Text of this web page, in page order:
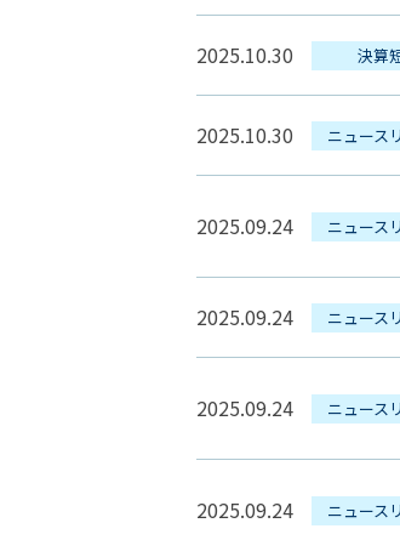
2025.10.30 決算
2025.10.30 ニュース
2025.09.24 ニュース
2025.09.24 ニュース
2025.09.24 ニュース
2025.09.24 ニュース